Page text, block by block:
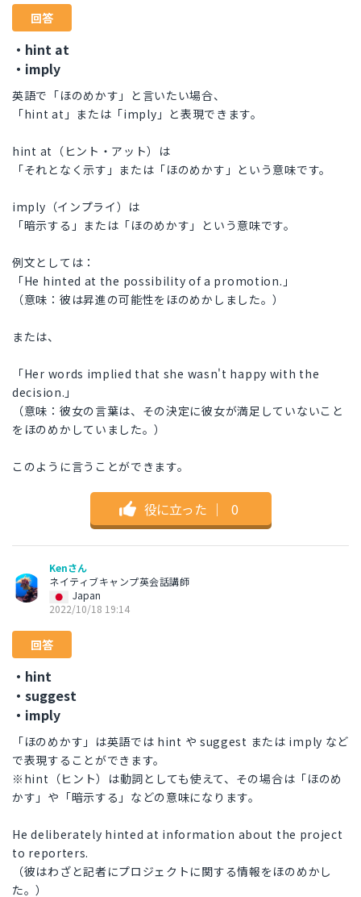
回答
・hint at
・imply
英語で「ほのめかす」と言いたい場合、
「hint at」または「imply」と表現できます。
hint at（ヒント・アット）は
「それとなく示す」または「ほのめかす」という意味です。
imply（インプライ）は
「暗示する」または「ほのめかす」という意味です。
例文としては：
「He hinted at the possibility of a promotion.」
（意味：彼は昇進の可能性をほのめかしました。）
または、
「Her words implied that she wasn't happy with the
decision.」
（意味：彼女の言葉は、その決定に彼女が満足していないこと
をほのめかしていました。）
このように言うことができます。
役に立った ｜ 0
Kenさん
ネイティブキャンプ英会話講師
Japan
2022/10/18 19:14
回答
・hint
・suggest
・imply
「ほのめかす」は英語では hint や suggest または imply など
で表現することができます。
※hint（ヒント）は動詞としても使えて、その場合は「ほのめ
かす」や「暗示する」などの意味になります。
He deliberately hinted at information about the project
to reporters.
（彼はわざと記者にプロジェクトに関する情報をほのめかし
た。）